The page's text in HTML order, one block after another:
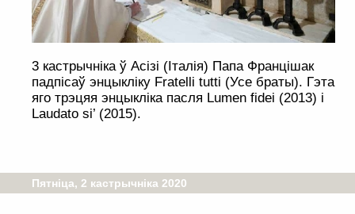
3 кастрычніка ў Асізі (Італія) Папа Францішак
падпісаў энцыкліку Fratelli tutti (Усе браты). Гэта
яго трэцяя энцыкліка пасля Lumen fidei (2013) і
Laudato si’ (2015).
Пятніца, 2 кастрычніка 2020